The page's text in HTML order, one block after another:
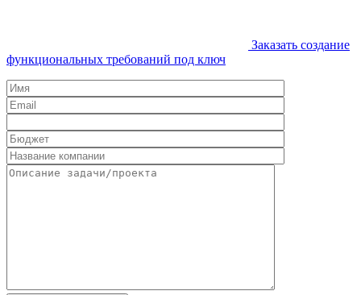
Заказать создание
функциональных требований под ключ